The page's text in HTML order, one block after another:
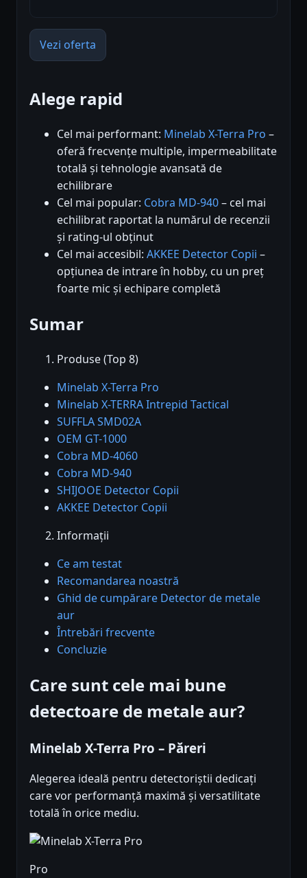
Vezi oferta
Alege rapid
Cel mai performant: Minelab X-Terra Pro –
oferă frecvențe multiple, impermeabilitate
totală și tehnologie avansată de
echilibrare
Cel mai popular: Cobra MD-940– cel mai
echilibrat raportat la numărul de recenzii
și rating-ul obținut
Cel mai accesibil: AKKEE Detector Copii –
opțiunea de intrare în hobby, cu un preț
foarte mic și echipare completă
Sumar
Produse (Top 8)
Minelab X-Terra Pro
Minelab X-TERRA Intrepid Tactical
SUFFLA SMD02A
OEM GT-1000
Cobra MD-4060
Cobra MD-940
SHIJOOE Detector Copii
AKKEE Detector Copii
Informații
Ce am testat
Recomandarea noastră
Ghid de cumpărare Detector de metale
aur
Întrebări frecvente
Concluzie
Care sunt cele mai bune
detectoare de metale aur?
Minelab X-Terra Pro – Păreri
Alegerea ideală pentru detectoriștii dedicați
care vor performanță maximă și versatilitate
totală în orice mediu.
Pro